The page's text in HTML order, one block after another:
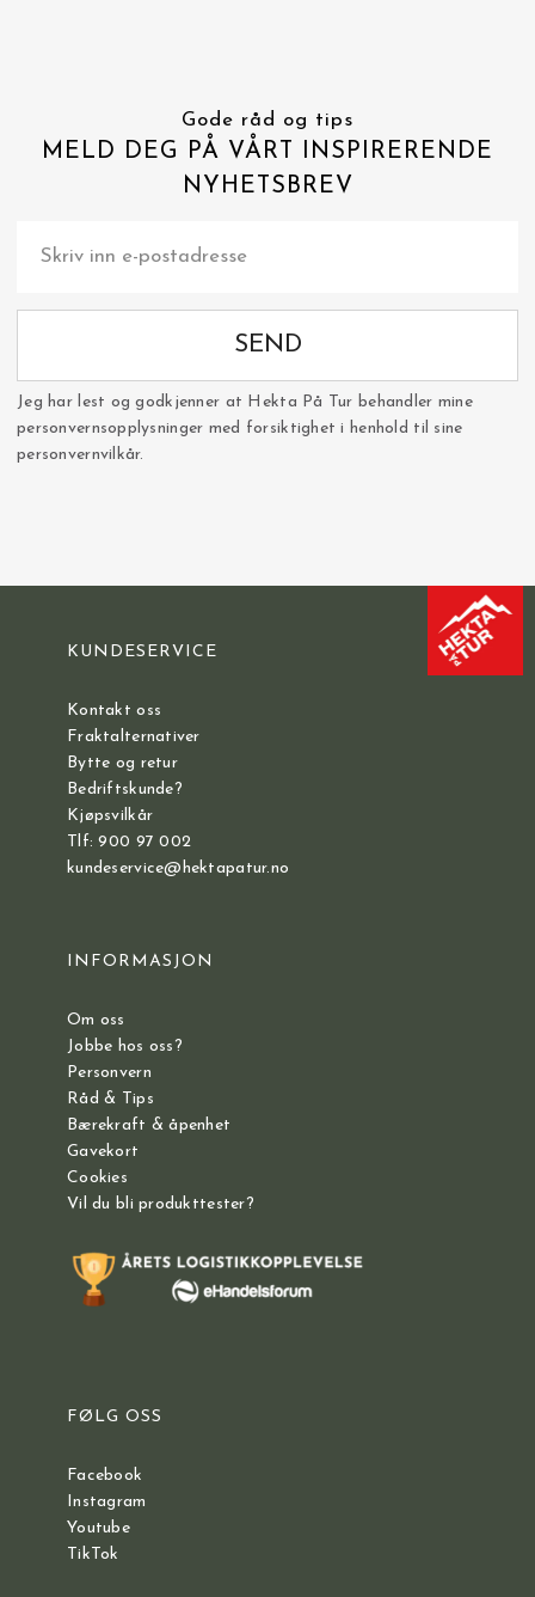
Gode råd og tips
MELD DEG PÅ VÅRT INSPIRERENDE
NYHETSBREV
SEND
Jeg har lest og godkjenner at Hekta På Tur behandler mine
personvernsopplysninger med forsiktighet i henhold til sine
personvernvilkår.
KUNDESERVICE
Kontakt oss
Fraktalternativer
Bytte og retur
Bedriftskunde?
Kjøpsvilkår
Tlf: 900 97 002
kundeservice@hektapatur.no
INFORMASJON
Om oss
Jobbe hos oss?
Personvern
Råd & Tips
Bærekraft & åpenhet
Gavekort
Cookies
Vil du bli produkttester?
FØLG OSS
Facebook
Instagram
Youtube
TikTok